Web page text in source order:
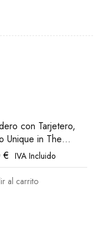
con Tarjetero,
Unique in The
Club Bilbao
€ IVA Incluido
al carrito